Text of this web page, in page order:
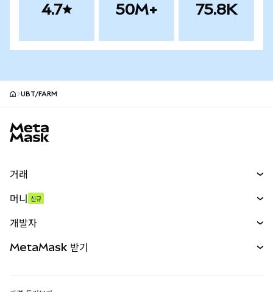
4.7 50M+ 75.8K
UBT/FARM
거래
무기한 선물
실물자산
머니 신규
개발자
MetaMask 받기